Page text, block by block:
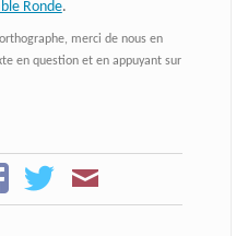
Ronde.
merci de nous en
en question et en appuyant sur